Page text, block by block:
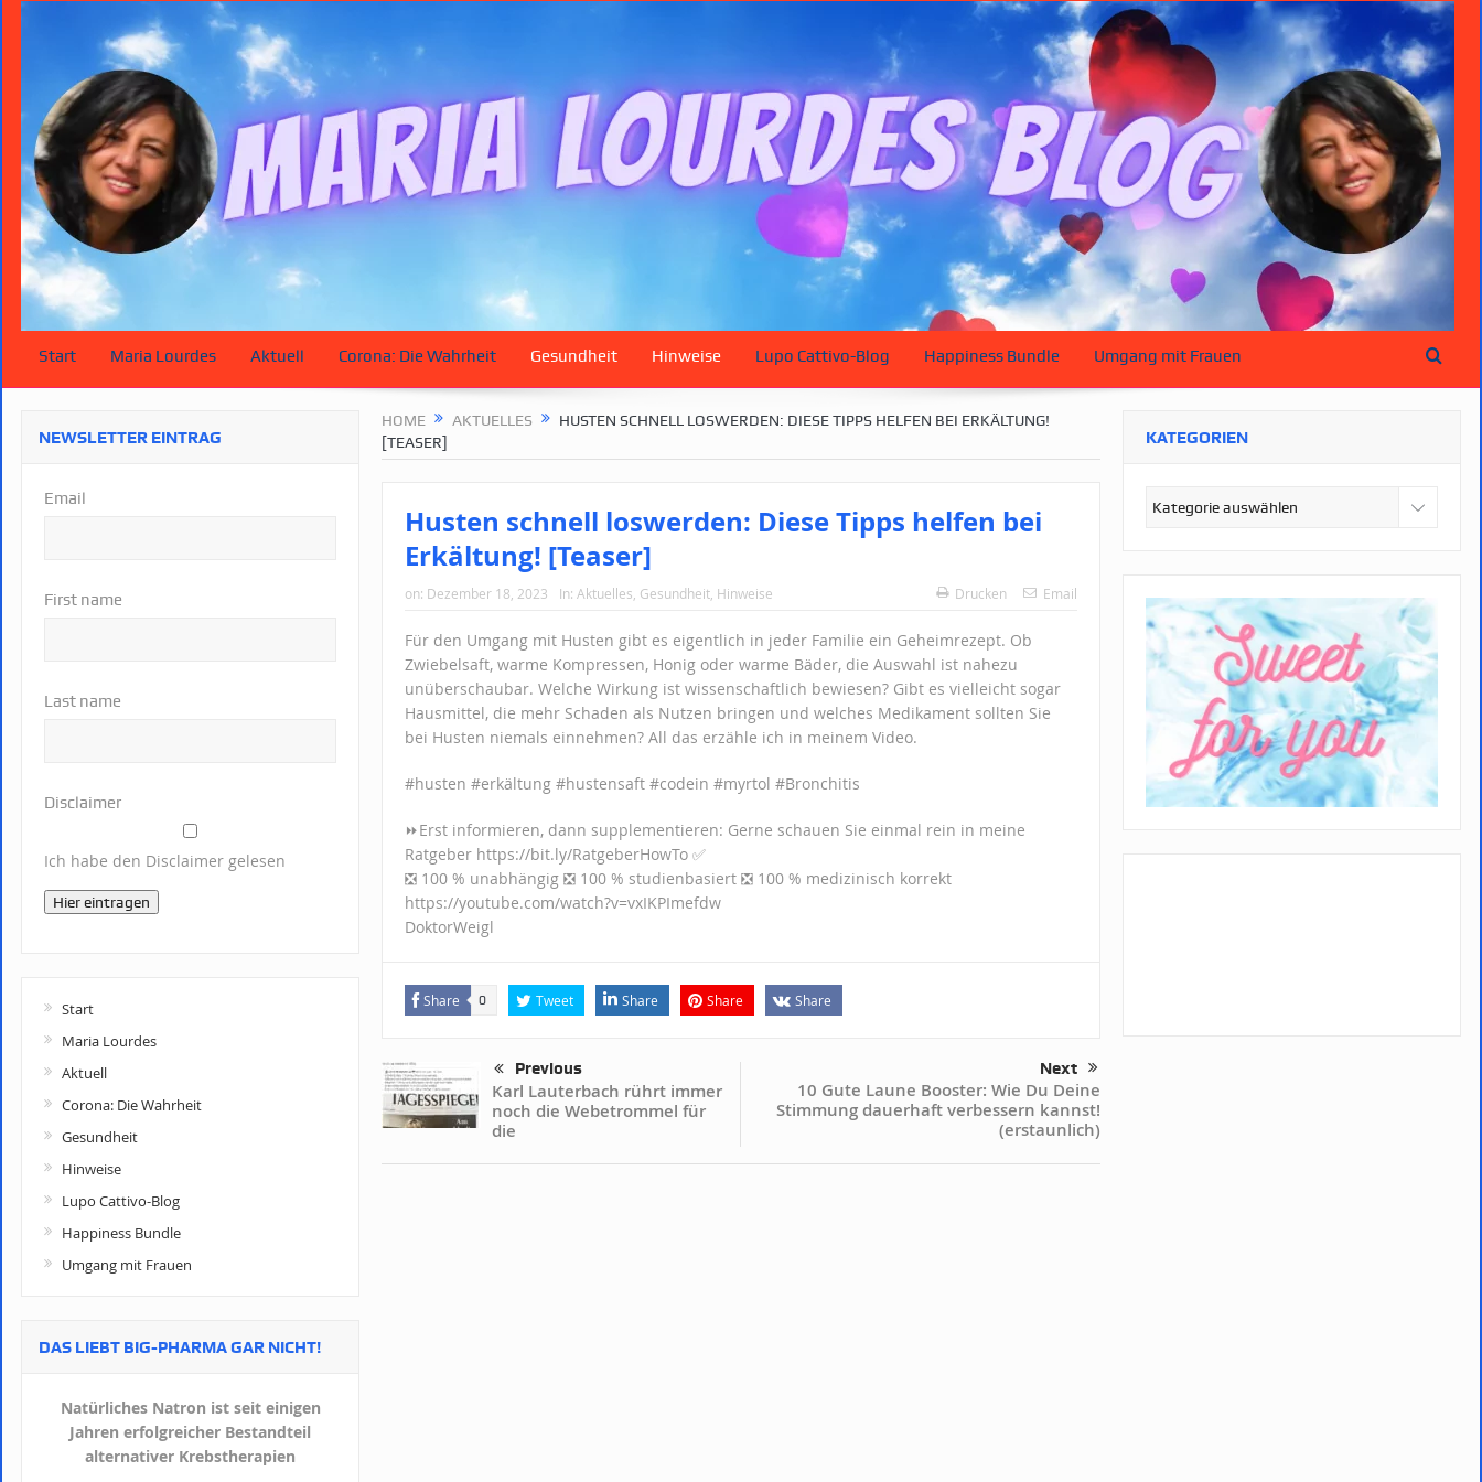
Start Maria Lourdes Aktuell Corona: Die Wahrheit Gesundheit Hinweise Lupo Cattivo-Blog Happiness Bundle Umgang mit Frauen
HOME AKTUELLES
HUSTEN SCHNELL LOSWERDEN: DIESE TIPPS HELFEN BEI ERKÄLTUNG!
[TEASER]
Husten schnell loswerden: Diese Tipps helfen bei
Erkältung! [Teaser]
on: Dezember 18, 2023 In: Aktuelles Gesundheit Hinweise Drucken Email
Für den Umgang mit Husten gibt es eigentlich in jeder Familie ein Geheimrezept. Ob
Zwiebelsaft, warme Kompressen, Honig oder warme Bäder, die Auswahl ist nahezu
unüberschaubar. Welche Wirkung ist wissenschaftlich bewiesen? Gibt es vielleicht sogar
Hausmittel, die mehr Schaden als Nutzen bringen und welches Medikament sollten Sie
bei Husten niemals einnehmen? All das erzähle ich in meinem Video.
#husten #erkältung #hustensaft #codein #myrtol #Bronchitis
⏩Erst informieren, dann supplementieren: Gerne schauen Sie einmal rein in meine
Ratgeber https://bit.ly/RatgeberHowTo ✅
❎ 100 % unabhängig ❎ 100 % studienbasiert ❎ 100 % medizinisch korrekt
https://youtube.com/watch?v=vxIKPImefdw
DoktorWeigl
Share 0 Tweet Share Share Share
Previous
Karl Lauterbach rührt immer
noch die Webetrommel für
die
Next
10 Gute Laune Booster: Wie Du Deine
Stimmung dauerhaft verbessern kannst!
(erstaunlich)
NEWSLETTER EINTRAG
Email
First name
Last name
Disclaimer
Ich habe den Disclaimer gelesen
Hier eintragen
Start
Maria Lourdes
Aktuell
Corona: Die Wahrheit
Gesundheit
Hinweise
Lupo Cattivo-Blog
Happiness Bundle
Umgang mit Frauen
DAS LIEBT BIG-PHARMA GAR NICHT!
Natürliches Natron ist seit einigen
Jahren erfolgreicher Bestandteil
alternativer Krebstherapien
KATEGORIEN